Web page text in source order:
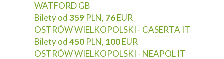
WATFORD GB
Bilety od359 PLN, 76EUR
OSTRÓW WIELKOPOLSKI - CASERTA IT
Bilety od450 PLN, 100EUR
OSTRÓW WIELKOPOLSKI - NEAPOL IT